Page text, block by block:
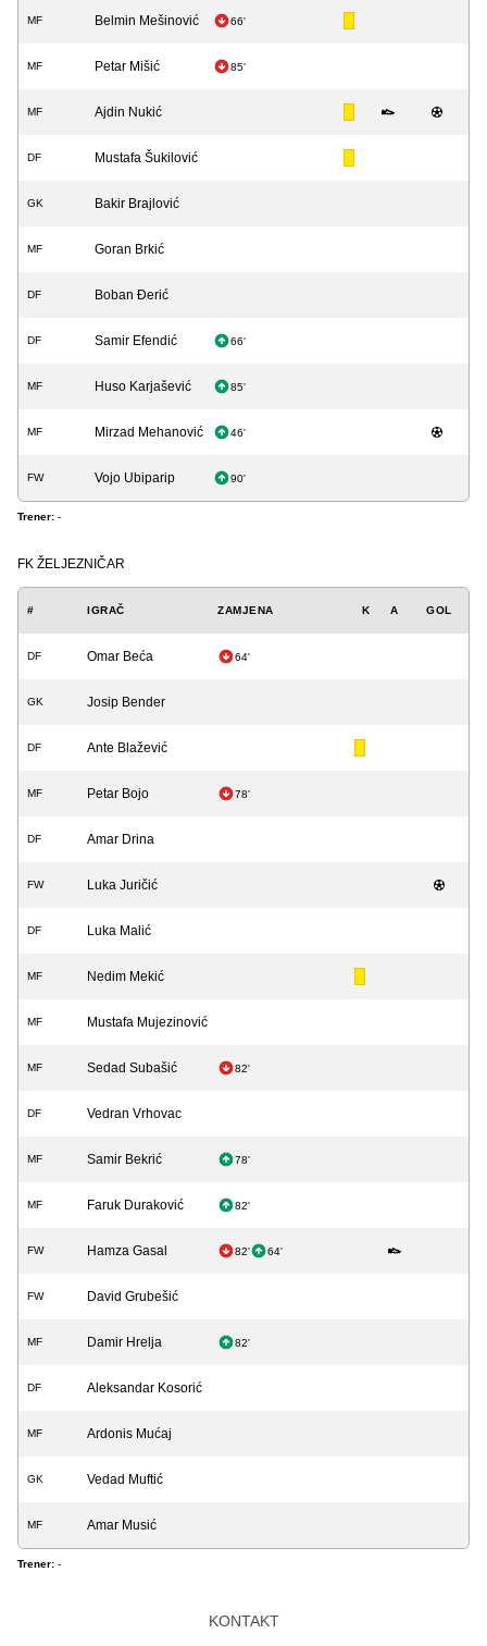
MF Belmin Mešinović 66'
MF Petar Mišić 85'
MF Ajdin Nukić
DF Mustafa Šukilović
GK Bakir Brajlović
MF Goran Brkić
DF Boban Đerić
DF Samir Efendić 66'
MF Huso Karjašević 85'
MF Mirzad Mehanović 46'
FW Vojo Ubiparip 90'
Trener: -
FK ŽELJEZNIČAR
# IGRAČ ZAMJENA K A GOL
DF Omar Beća 64'
GK Josip Bender
DF Ante Blažević
MF Petar Bojo 78'
DF Amar Drina
FW Luka Juričić
DF Luka Malić
MF Nedim Mekić
MF Mustafa Mujezinović
MF Sedad Subašić 82'
DF Vedran Vrhovac
MF Samir Bekrić 78'
MF Faruk Duraković 82'
FW Hamza Gasal 82' 64'
FW David Grubešić
MF Damir Hrelja 82'
DF Aleksandar Kosorić
MF Ardonis Mućaj
GK Vedad Muftić
MF Amar Musić
Trener: -
KONTAKT